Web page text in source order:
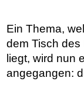
Ein Thema,
dem Tisch des
liegt, wird nun
angegangen: